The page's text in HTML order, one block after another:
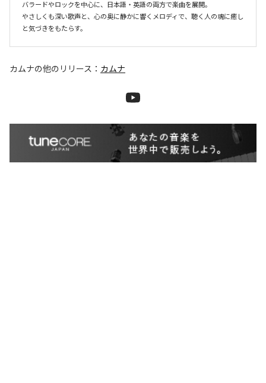
バラードやロックを中心に、日本語・英語の両方で楽曲を展開。
やさしくも深い歌声と、心の奥に静かに響くメロディで、聴く人の魂に癒し
と気づきをもたらす。
カムナの他のリリース： カムナ